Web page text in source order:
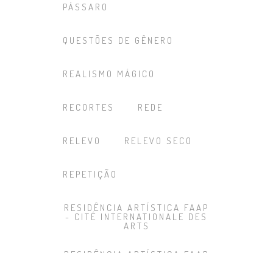
PÁSSARO
QUESTÕES DE GÊNERO
REALISMO MÁGICO
RECORTES REDE
RELEVO RELEVO SECO
REPETIÇÃO
RESIDÊNCIA ARTÍSTICA FAAP
- CITÉ INTERNATIONALE DES
ARTS